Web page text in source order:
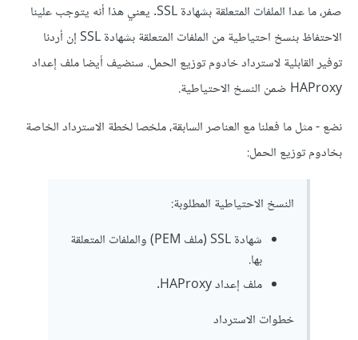
صفر، ما عدا الملفات المتعلقة بشهادة SSL. يعني هذا أنه يتوجب علينا
الاحتفاظ بنسخ احتياطية من الملفات المتعلقة بشهادة SSL إن أردنا
توفير القابلية لاسترداد خادوم توزيع الحمل. سنضيف أيضا ملف إعداد
HAProxy ضمن النسخ الاحتياطية.
نضع - مثل ما فعلنا مع العناصر السابقة، ملخصا لخطة الاسترداد الخاصة
بخادوم توزيع الحمل:
النسخ الاحتياطية المطلوبة:
شهادة SSL (ملف PEM) والملفات المتعلقة
بها.
ملف إعداد HAProxy.
خطوات الاسترداد